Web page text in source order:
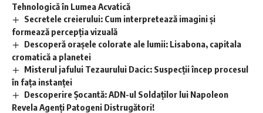
Tehnologică în Lumea Acvatică
Secretele creierului: Cum interpretează imagini și
formează percepția vizuală
Descoperă orașele colorate ale lumii: Lisabona, capitala
cromatică a planetei
Misterul jafului Tezaurului Dacic: Suspecții încep procesul
în fața instanței
Descoperire Șocantă: ADN-ul Soldaților lui Napoleon
Revela Agenți Patogeni Distrugători!